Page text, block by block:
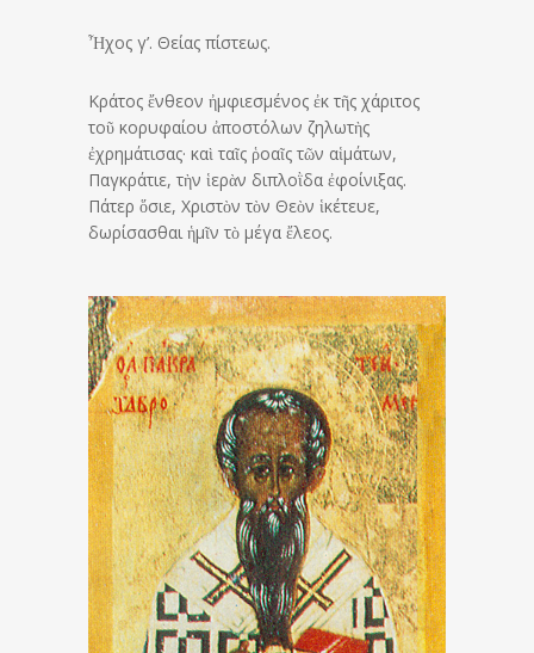
Ἦχος γ’. Θείας πίστεως.
Κράτος ἔνθεον ἠμφιεσμένος ἐκ τῆς χάριτος
τοῦ κορυφαίου ἀποστόλων ζηλωτὴς
ἐχρημάτισας· καὶ ταῖς ῥοαῖς τῶν αἱμάτων,
Παγκράτιε, τὴν ἱερὰν διπλοῒδα ἐφοίνιξας.
Πάτερ ὅσιε, Χριστὸν τὸν Θεὸν ἱκέτευε,
δωρίσασθαι ἡμῖν τὸ μέγα ἔλεος.